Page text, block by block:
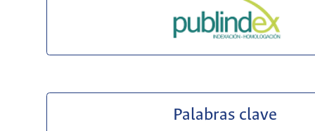
Palabras clave